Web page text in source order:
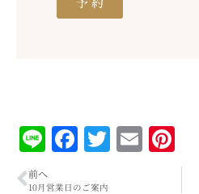
LineFacebook
Twitter
Email
前へ
10月営業日のご案内